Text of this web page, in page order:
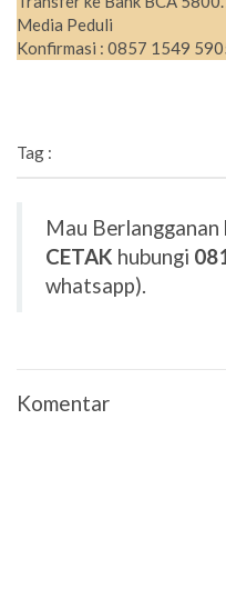
Media Peduli
Konfirmasi : 0857 1549
Tag :
Mau Berlangganan
CETAK hubungi
whatsapp).
Komentar